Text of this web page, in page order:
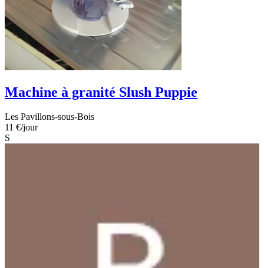
Machine à granité Slush Puppie
Les Pavillons-sous-Bois
11 €/jour
S